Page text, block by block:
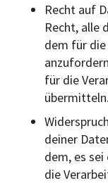
Recht auf
Recht, alle
dem für
für die
übermitteln.
deiner
dem, es
die